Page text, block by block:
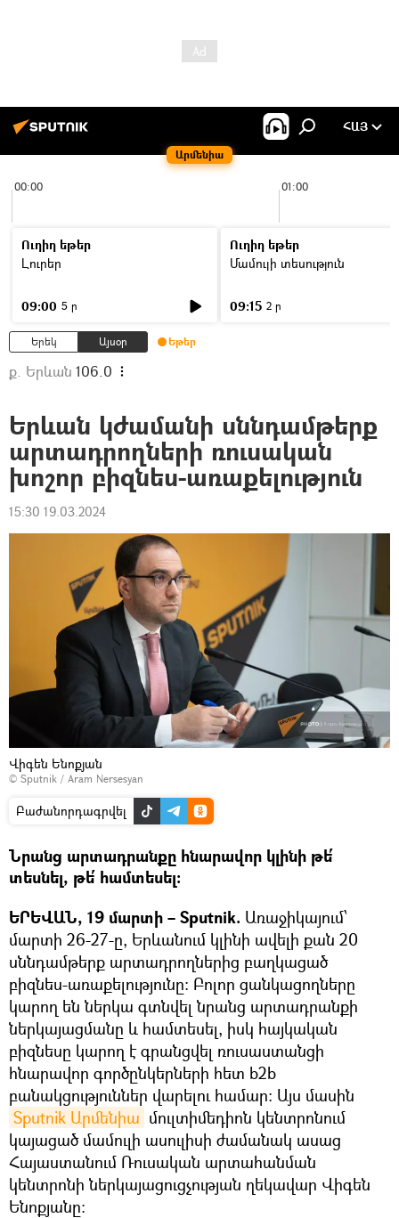
Արմենիա
ՀԱՅ
00:00 01:00
Ուղիղ եթեր
Լուրեր
09:00 5 ր
Ուղիղ եթեր
Մամուլի տեսություն
09:15 2 ր
Երեկ Այսօր Եթեր
ք. Երևան 106.0
Երևան կժամանի սննդամթերք
արտադրողների ռուսական
խոշոր բիզնես-առաքելություն
15:30 19.03.2024
Վիգեն Ենոքյան
© Sputnik / Aram Nersesyan
Բաժանորդագրվել
Նրանց արտադրանքը հնարավոր կլինի թե՛
տեսնել, թե՛ համտեսել։
ԵՐԵՎԱՆ, 19 մարտի – Sputnik. Առաջիկայում՝
մարտի 26-27-ը, Երևանում կլինի ավելի քան 20
սննդամթերք արտադրողներից բաղկացած
բիզնես-առաքելությունը: Բոլոր ցանկացողները
կարող են ներկա գտնվել նրանց արտադրանքի
ներկայացմանը և համտեսել, իսկ հայկական
բիզնեսը կարող է գրանցվել ռուսաստանցի
հնարավոր գործընկերների հետ b2b
բանակցություններ վարելու համար։ Այս մասին
Sputnik Արմենիա մուլտիմեդիոն կենտրոնում
կայացած մամուլի ասուլիսի ժամանակ ասաց
Հայաստանում Ռուսական արտահանման
կենտրոնի ներկայացուցչության ղեկավար Վիգեն
Ենոքյանը։